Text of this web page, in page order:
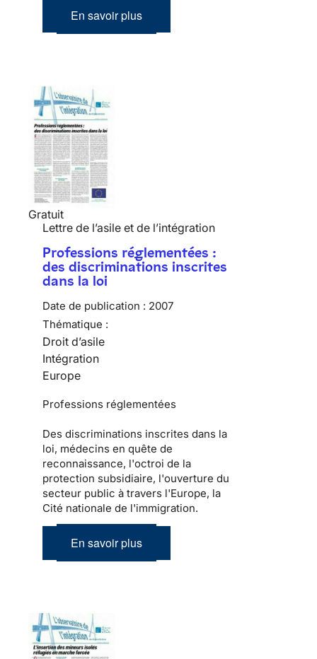
En savoir plus
Gratuit
Lettre de l’asile et de l’intégration
Professions réglementées :
des discriminations inscrites
dans la loi
Date de publication : 2007
Thématique :
Droit d’asile
Intégration
Europe
Professions réglementées
Des discriminations inscrites dans la
loi, médecins en quête de
reconnaissance, l'octroi de la
protection subsidiaire, l'ouverture du
secteur public à travers l'Europe, la
Cité nationale de l'immigration.
En savoir plus